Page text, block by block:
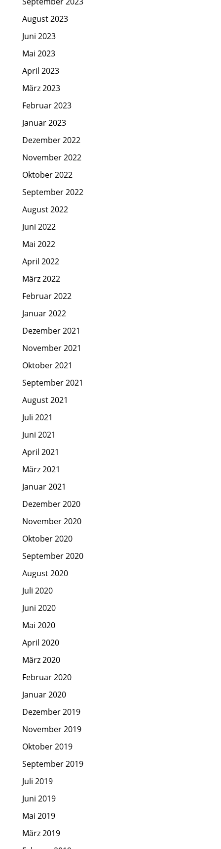
August 2023
Juni 2023
Mai 2023
April 2023
März 2023
Februar 2023
Januar 2023
Dezember 2022
November 2022
Oktober 2022
September 2022
August 2022
Juni 2022
Mai 2022
April 2022
März 2022
Februar 2022
Januar 2022
Dezember 2021
November 2021
Oktober 2021
September 2021
August 2021
Juli 2021
Juni 2021
April 2021
März 2021
Januar 2021
Dezember 2020
November 2020
Oktober 2020
September 2020
August 2020
Juli 2020
Juni 2020
Mai 2020
April 2020
März 2020
Februar 2020
Januar 2020
Dezember 2019
November 2019
Oktober 2019
September 2019
Juli 2019
Juni 2019
Mai 2019
März 2019